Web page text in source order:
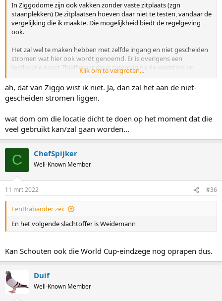
In Ziggodome zijn ook vakken zonder vaste zitplaats (zgn
staanplekken) De zitplaatsen hoeven daar niet te testen, vandaar de
vergelijking die ik maakte. Die mogelijkheid biedt de regelgeving
ook.
Het zal wel te maken hebben met zelfde ingang en niet gescheiden
stromen wat hier ook wordt genoemd. Er is overigens een
testlocatie naast Thialf maar die is zaterdag na de wedstrijd en
zondag dicht.
Balen van Leerdam trouwens. Hopelijk blijft het daarbij.
Klik om te vergroten...
ah, dat van Ziggo wist ik niet. Ja, dan zal het aan de niet-
gescheiden stromen liggen.
wat dom om die locatie dicht te doen op het moment dat die
veel gebruikt kan/zal gaan worden...
C ChefSpijker
Well-Known Member
11 mrt 2022 #36
EenBrabander zei:
En het volgende slachtoffer is Weidemann
Kan Schouten ook die World Cup-eindzege nog oprapen dus.
Duif
Well-Known Member